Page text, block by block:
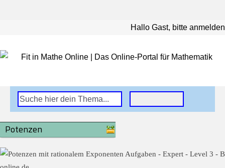
Hallo Gast, bitte anmelden
Potenzen